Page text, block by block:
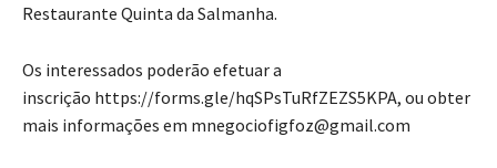
Restaurante Quinta da Salmanha.
Os interessados poderão efetuar a
inscrição https://forms.gle/hqSPsTuRfZEZS5KPA, ou obter
mais informações em mnegociofigfoz@gmail.com